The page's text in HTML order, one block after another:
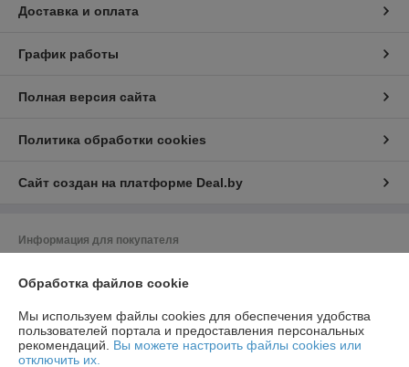
Доставка и оплата
График работы
Полная версия сайта
Политика обработки cookies
Сайт создан на платформе Deal.by
Информация для покупателя
220024, г. Минск, ул. Асаналиева, 27, офис 14
Регистрационный номер ЕГР: 192313709
УНП: 192313709
Обработка файлов cookie
Мы используем файлы cookies для обеспечения удобства
пользователей портала и предоставления персональных
рекомендаций. Вы можете настроить файлы cookies или
отключить их.